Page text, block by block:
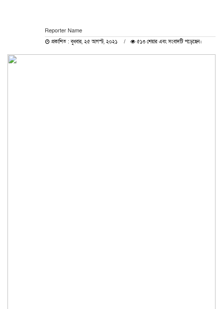
Reporter Name
প্রকাশিত : বুধবার, ২৫ আগস্ট, ২০২১ ৫১৩ শেয়ার এবং সংবাদটি পড়েছেন।